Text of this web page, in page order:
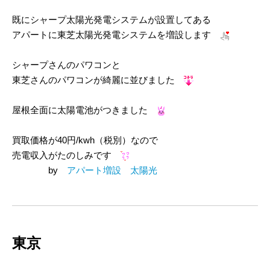
既にシャープ太陽光発電システムが設置してある
アパートに東芝太陽光発電システムを増設します
シャープさんのパワコンと
東芝さんのパワコンが綺麗に並びました
屋根全面に太陽電池がつきました
買取価格が40円/kwh（税別）なので
売電収入がたのしみです
by アパート増設 太陽光
東京